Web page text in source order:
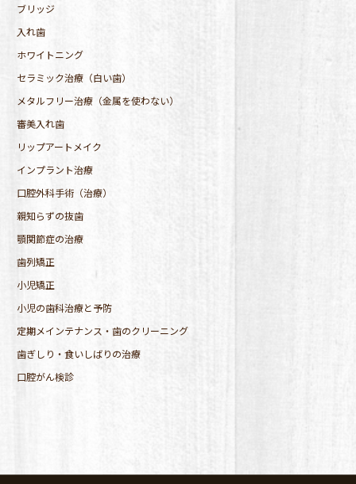
ブリッジ
入れ歯
ホワイトニング
セラミック治療（白い歯）
メタルフリー治療（金属を使わない）
審美入れ歯
リップアートメイク
インプラント治療
口腔外科手術（治療）
親知らずの抜歯
顎関節症の治療
歯列矯正
小児矯正
小児の歯科治療と予防
定期メインテナンス・歯のクリーニング
歯ぎしり・食いしばりの治療
口腔がん検診